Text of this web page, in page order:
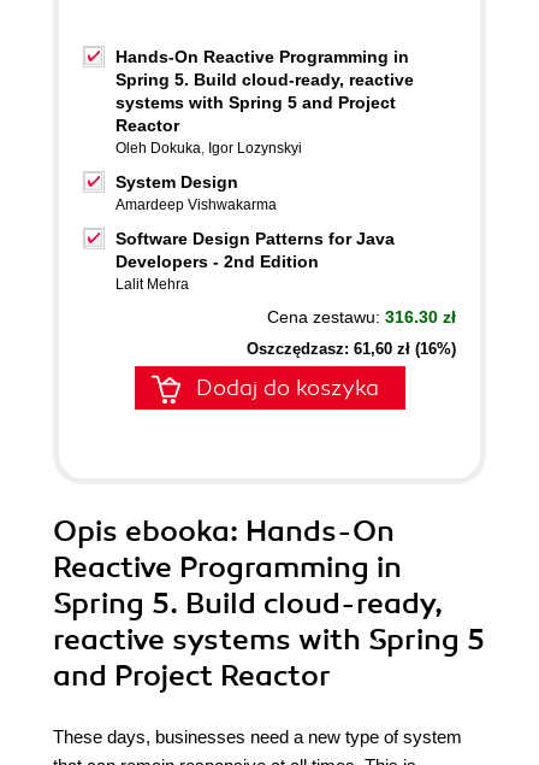
Hands-On Reactive Programming in
Spring 5. Build cloud-ready, reactive
systems with Spring 5 and Project
Reactor
Oleh Dokuka, Igor Lozynskyi
System Design
Amardeep Vishwakarma
Software Design Patterns for Java
Developers - 2nd Edition
Lalit Mehra
Cena zestawu: 316.30 zł
Oszczędzasz: 61,60 zł (16%)
Dodaj do koszyka
Opis ebooka: Hands-On
Reactive Programming in
Spring 5. Build cloud-ready,
reactive systems with Spring 5
and Project Reactor
These days, businesses need a new type of system